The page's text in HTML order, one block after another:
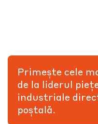
Primește cele
de la liderul
industriale
poștală.